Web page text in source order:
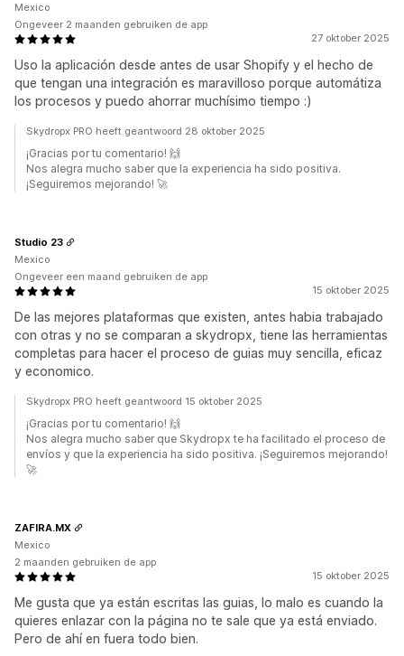
27 oktober 2025
Uso la aplicación desde antes de usar Shopify y el hecho de
que tengan una integración es maravilloso porque automátiza
los procesos y puedo ahorrar muchísimo tiempo :)
Mexico
Ongeveer 2 maanden gebruiken de app
Skydropx PRO heeft geantwoord 28 oktober 2025
¡Gracias por tu comentario! 🙌
Nos alegra mucho saber que la experiencia ha sido positiva.
¡Seguiremos mejorando! 🚀
15 oktober 2025
De las mejores plataformas que existen, antes habia trabajado
con otras y no se comparan a skydropx, tiene las herramientas
completas para hacer el proceso de guias muy sencilla, eficaz
y economico.
Studio 23
Mexico
Ongeveer een maand gebruiken de app
Skydropx PRO heeft geantwoord 15 oktober 2025
¡Gracias por tu comentario! 🙌
Nos alegra mucho saber que Skydropx te ha facilitado el proceso de
envíos y que la experiencia ha sido positiva. ¡Seguiremos mejorando!
🚀
15 oktober 2025
Me gusta que ya están escritas las guias, lo malo es cuando la
quieres enlazar con la página no te sale que ya está enviado.
Pero de ahí en fuera todo bien.
ZAFIRA.MX
Mexico
2 maanden gebruiken de app